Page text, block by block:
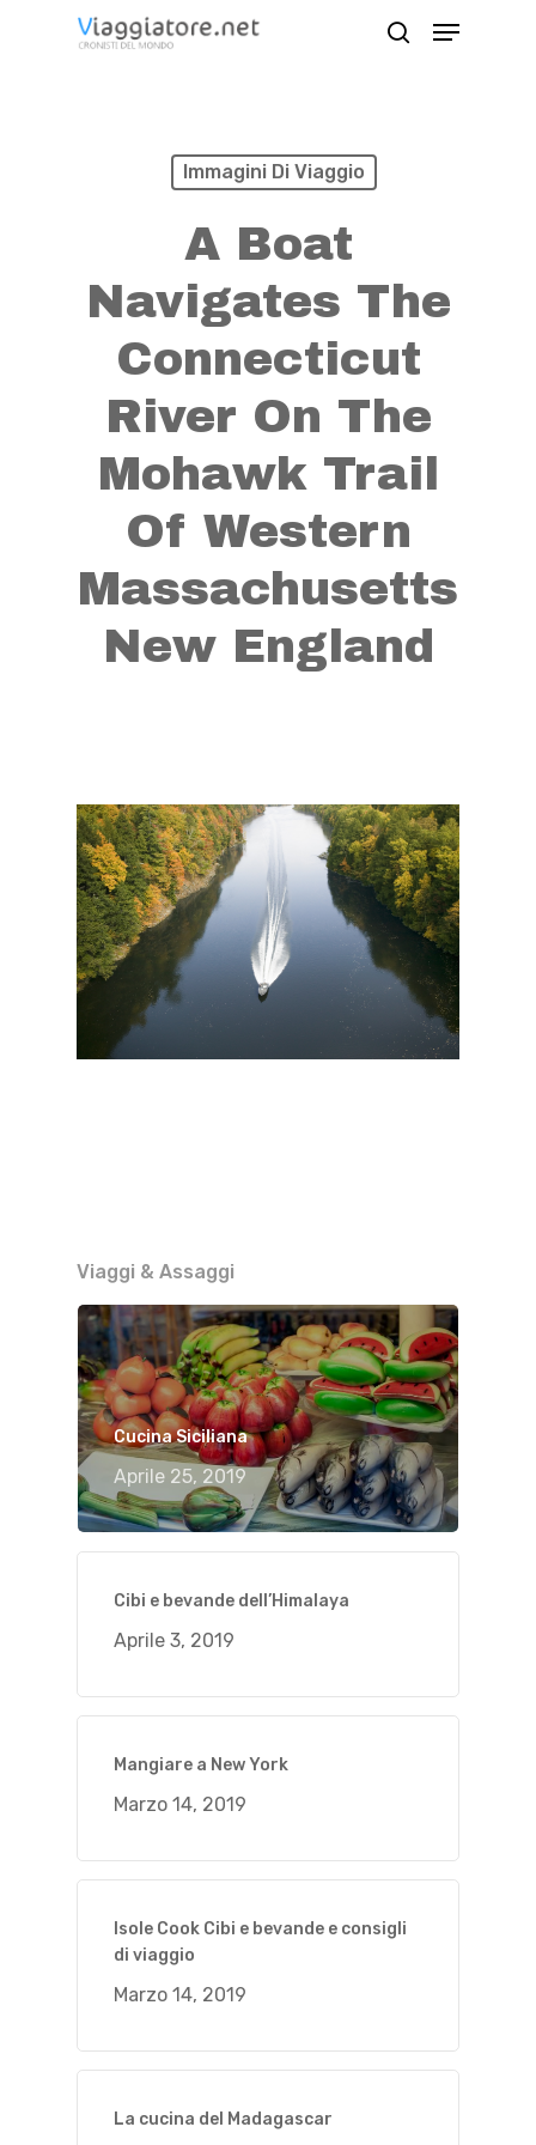
Menu
Immagini Di Viaggio
A Boat
Navigates The
Connecticut
River On The
Mohawk Trail
Of Western
Massachusetts
New England
Viaggi & Assaggi
Cucina Siciliana
Aprile 25, 2019
Cibi e bevande dell’Himalaya
Aprile 3, 2019
Mangiare a New York
Marzo 14, 2019
Isole Cook Cibi e bevande e consigli
di viaggio
Marzo 14, 2019
La cucina del Madagascar